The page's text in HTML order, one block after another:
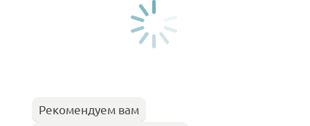
Рекомендуем вам